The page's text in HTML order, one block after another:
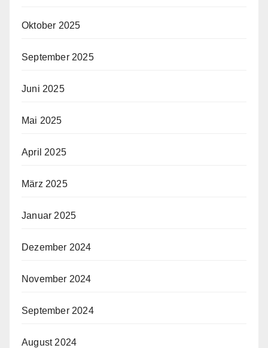
Oktober 2025
September 2025
Juni 2025
Mai 2025
April 2025
März 2025
Januar 2025
Dezember 2024
November 2024
September 2024
August 2024